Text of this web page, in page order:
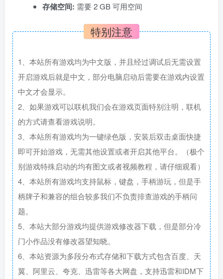
存储空间: 需要 2 GB 可用空间
特别注意
1、本站所有游戏均为中文版，并且经过调试后无需设置
开启游戏后就是中文，部分电脑启动后需要在游戏内设置
中文才会显示。
2、如果游戏可以联机我们会在游戏页面特别注明，联机
的方式请查看游戏说明。
3、本站所有游戏均为一键绿色版，安装后双击桌面快捷
即可开始游戏，无需其他设置或者开启其他平台。（极个
别游戏特殊启动的均有图文或者视频教程，请仔细观看）
4、本站所有游戏均支持鼠标，键盘，手柄游玩，但是手
柄牌子和兼容的组合较多我们不负责排查游戏的手柄问
题。
5、本站大部分游戏均提供游戏修改器下载，但是部分冷
门小作品没有修改器望知晓。
6、本站资源为多段分布式存储和下载方式包含百度、天
翼、阿里云、夸克、迅雷等各大网盘，支持迅雷和IDM下